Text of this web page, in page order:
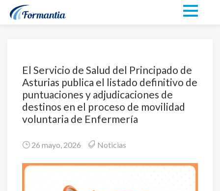
El Servicio de Salud del Principado de
Asturias publica el listado definitivo de
puntuaciones y adjudicaciones de
destinos en el proceso de movilidad
voluntaria de Enfermería
26 mayo, 2026 Noticias